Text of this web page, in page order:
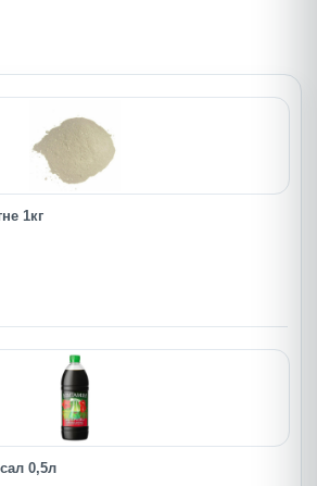
1кг
0,5л